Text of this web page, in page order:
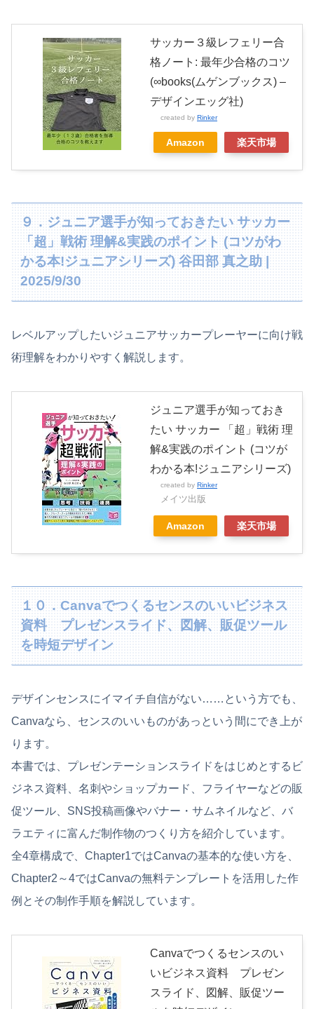
サッカー３級レフェリー合
格ノート: 最年少合格のコツ
(∞books(ムゲンブックス) –
デザインエッグ社)
created by Rinker
Amazon 楽天市場
９．ジュニア選手が知っておきたい サッカー
「超」戦術 理解&実践のポイント (コツがわ
かる本!ジュニアシリーズ) 谷田部 真之助 |
2025/9/30
レベルアップしたいジュニアサッカープレーヤーに向け戦
術理解をわかりやすく解説します。
ジュニア選手が知っておき
たい サッカー 「超」戦術 理
解&実践のポイント (コツが
わかる本!ジュニアシリーズ)
created by Rinker
メイツ出版
Amazon 楽天市場
１０．Canvaでつくるセンスのいいビジネス
資料 プレゼンスライド、図解、販促ツール
を時短デザイン
デザインセンスにイマイチ自信がない……という方でも、
Canvaなら、センスのいいものがあっという間にでき上が
ります。
本書では、プレゼンテーションスライドをはじめとするビ
ジネス資料、名刺やショップカード、フライヤーなどの販
促ツール、SNS投稿画像やバナー・サムネイルなど、バ
ラエティに富んだ制作物のつくり方を紹介しています。
全4章構成で、Chapter1ではCanvaの基本的な使い方を、
Chapter2～4ではCanvaの無料テンプレートを活用した作
例とその制作手順を解説しています。
Canvaでつくるセンスのい
いビジネス資料 プレゼン
スライド、図解、販促ツー